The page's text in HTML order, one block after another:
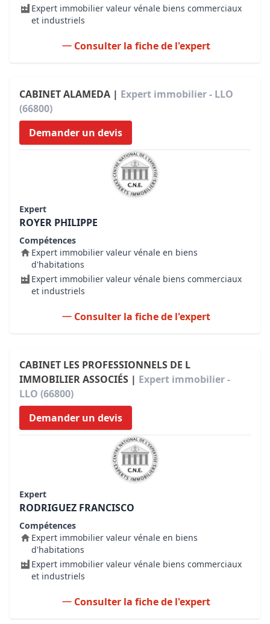
Expert immobilier valeur vénale biens commerciaux
et industriels
Consulter la fiche de l'expert
CABINET ALAMEDA | Expert immobilier - LLO
(66800)
Demander un devis
Expert
ROYER PHILIPPE
Compétences
Expert immobilier valeur vénale en biens
d'habitations
Expert immobilier valeur vénale biens commerciaux
et industriels
Consulter la fiche de l'expert
CABINET LES PROFESSIONNELS DE L
IMMOBILIER ASSOCIÉS | Expert immobilier -
LLO (66800)
Demander un devis
Expert
RODRIGUEZ FRANCISCO
Compétences
Expert immobilier valeur vénale en biens
d'habitations
Expert immobilier valeur vénale biens commerciaux
et industriels
Consulter la fiche de l'expert